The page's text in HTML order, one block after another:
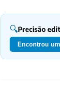
🔍Precisão
Encontrou